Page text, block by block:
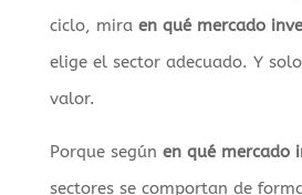
ciclo, mira en qué mercado
elige el sector adecuado. Y
valor.
Porque según en qué mercado
sectores se comportan de